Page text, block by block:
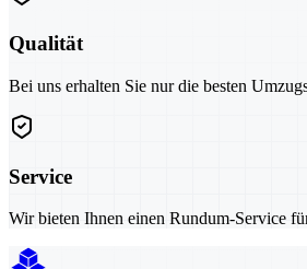
Qualität
Bei uns erhalten Sie nur die besten
Service
Wir bieten Ihnen einen Rundum-Service